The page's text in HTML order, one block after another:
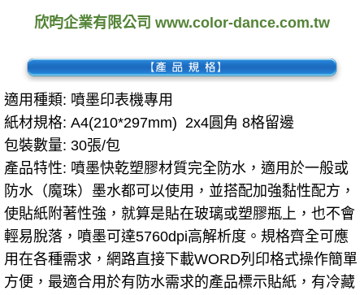
欣昀企業有限公司 www.color-dance.com.tw
適用種類: 噴墨印表機專用
紙材規格: A4(210*297mm) 2x4圓角 8格留邊
包裝數量: 30張/包
產品特性: 噴墨快乾塑膠材質完全防水 ，適用於一般或
防水（魔珠）墨水都可以使用，並搭配加強黏性配方，
使貼紙附著性強，就算是貼在玻璃或塑膠瓶上，也不會
輕易脫落，噴墨可達5760dpi高解析度。規格齊全可應
用在各種需求，網路直接下載WORD列印格式操作簡單
方便，最適合用於有防水需求的產品標示貼紙，有冷藏